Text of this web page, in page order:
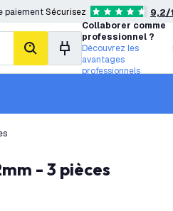
paiementSécurisez 4.6 étoiles de9,2/
rechercher
Collaborer comme
professionnel ?
Découvrez les
avantages
professionnels
- 3 pièces